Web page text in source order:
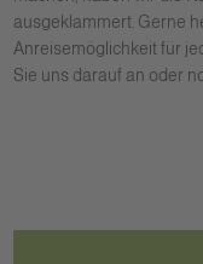
ausgeklammert. Gerne
Anreisemöglichkeit für
Sie uns darauf an oder